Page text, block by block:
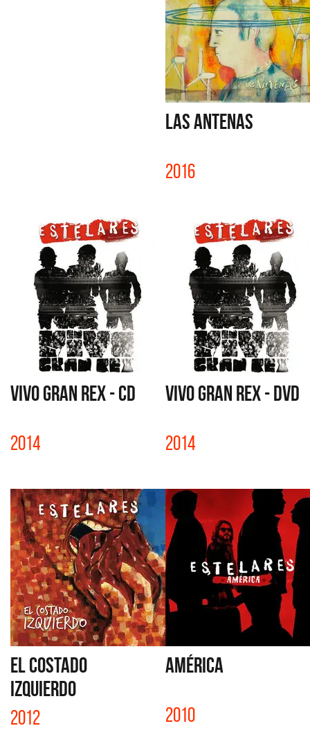
LAS ANTENAS
2016
VIVO GRAN REX - CD
2014
VIVO GRAN REX - DVD
2014
EL COSTADO
IZQUIERDO
2012
AMÉRICA
2010